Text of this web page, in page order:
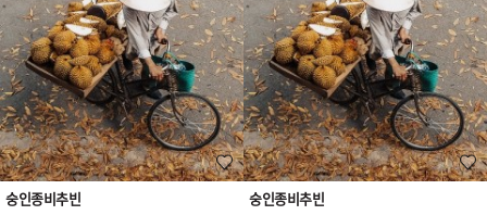
숭인종비추빈 숭인종비추빈